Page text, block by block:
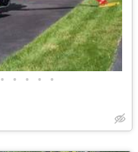
• • • • •